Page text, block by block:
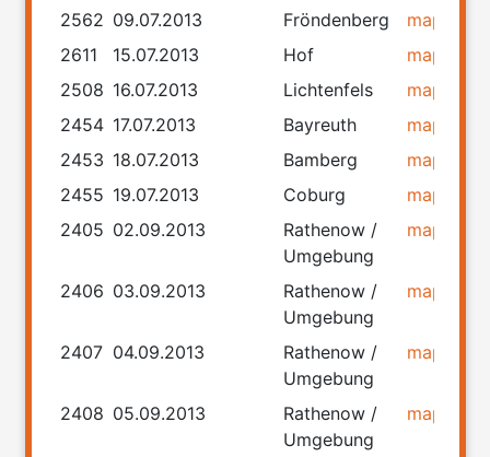
2562 09.07.2013 Fröndenberg map
2611
15.07.2013 Hof map
2508 16.07.2013 Lichtenfels map
2454 17.07.2013 Bayreuth map
2453 18.07.2013 Bamberg map
2455 19.07.2013 Coburg map
2405 02.09.2013
Rathenow /
Umgebung
map
2406 03.09.2013
Rathenow /
Umgebung
map
2407 04.09.2013
Rathenow /
Umgebung
map
2408 05.09.2013
Rathenow /
Umgebung
map